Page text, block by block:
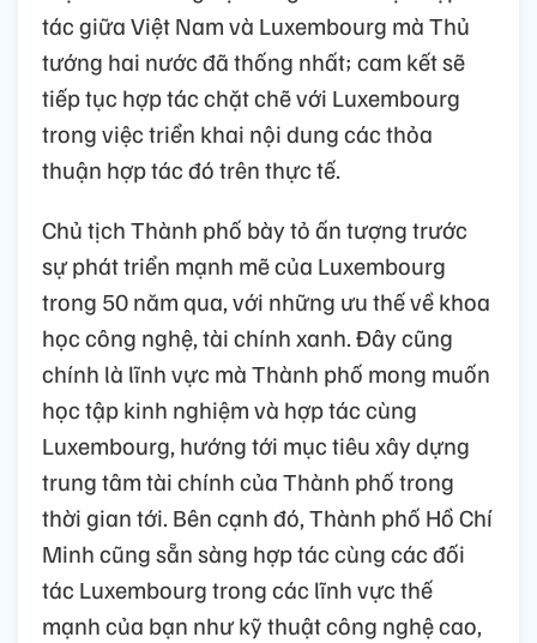
tác giữa Việt Nam và Luxembourg mà Thủ
tướng hai nước đã thống nhất; cam kết sẽ
tiếp tục hợp tác chặt chẽ với Luxembourg
trong việc triển khai nội dung các thỏa
thuận hợp tác đó trên thực tế.
Chủ tịch Thành phố bày tỏ ấn tượng trước
sự phát triển mạnh mẽ của Luxembourg
trong 50 năm qua, với những ưu thế về khoa
học công nghệ, tài chính xanh. Đây cũng
chính là lĩnh vực mà Thành phố mong muốn
học tập kinh nghiệm và hợp tác cùng
Luxembourg, hướng tới mục tiêu xây dựng
trung tâm tài chính của Thành phố trong
thời gian tới. Bên cạnh đó, Thành phố Hồ Chí
Minh cũng sẵn sàng hợp tác cùng các đối
tác Luxembourg trong các lĩnh vực thế
mạnh của bạn như kỹ thuật công nghệ cao,